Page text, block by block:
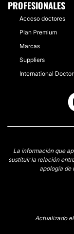
PROFESIONALES
Acceso doctores
Plan Premium
Marcas
Suppliers
International
La información que
sustituir la relación
apología de
Actualizado